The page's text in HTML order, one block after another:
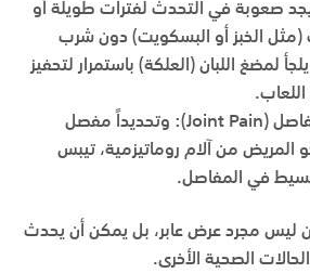
صعوبة في التحدث لفترات طويلة أو
(مثل الخبز أو البسكويت) دون شرب
لمضغ اللبان (العلكة) باستمرار لتحفيز
(Joint Pain):
وتحديداً مفصل
المريض من آلام روماتيزمية، تيبس
في المفاصل.
ليس مجرد عرض عابر، بل يمكن أن يحدث
الصحية الأخرى.